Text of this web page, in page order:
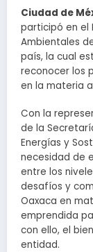
Ciudad de
participó en el
Ambientales
país, la cual
reconocer los
en la materia
Con la
de la
Energías y
necesidad de
entre los
desafíos y
Oaxaca en
emprendida
con ello, el
entidad.